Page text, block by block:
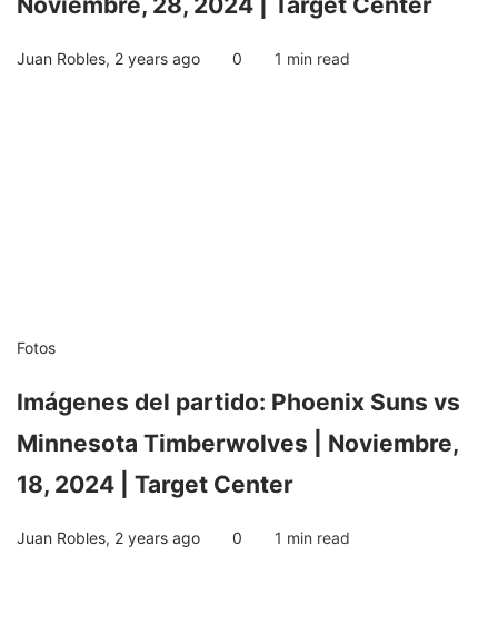
Juan Robles, 2 years ago 0 1 min read
Fotos
Imágenes del partido: Phoenix Suns vs
Minnesota Timberwolves | Noviembre,
18, 2024 | Target Center
Juan Robles, 2 years ago 0 1 min read